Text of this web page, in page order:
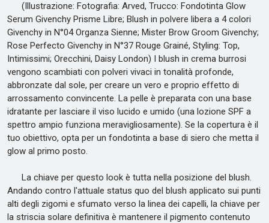
(Illustrazione: Fotografia: Arved, Trucco: Fondotinta Glow
Serum Givenchy Prisme Libre; Blush in polvere libera a 4 colori
Givenchy in N°04 Organza Sienne; Mister Brow Groom Givenchy;
Rose Perfecto Givenchy in N°37 Rouge Grainé, Styling: Top,
Intimissimi; Orecchini, Daisy London) I blush in crema burrosi
vengono scambiati con polveri vivaci in tonalità profonde,
abbronzate dal sole, per creare un vero e proprio effetto di
arrossamento convincente. La pelle è preparata con una base
idratante per lasciare il viso lucido e umido (una lozione SPF a
spettro ampio funziona meravigliosamente). Se la copertura è il
tuo obiettivo, opta per un fondotinta a base di siero che metta il
glow al primo posto.
La chiave per questo look è tutta nella posizione del blush.
Andando contro l'attuale status quo del blush applicato sui punti
alti degli zigomi e sfumato verso la linea dei capelli, la chiave per
la striscia solare definitiva è mantenere il pigmento contenuto